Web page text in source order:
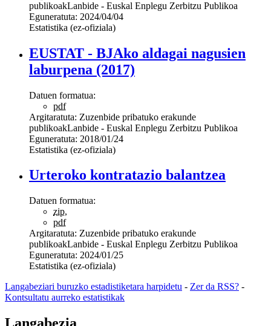
publikoakLanbide - Euskal Enplegu Zerbitzu Publikoa
Eguneratuta: 2024/04/04
Estatistika (ez-ofiziala)
EUSTAT - BJAko aldagai nagusien
laburpena (2017)
Datuen formatua:
pdf
Argitaratuta: Zuzenbide pribatuko erakunde
publikoakLanbide - Euskal Enplegu Zerbitzu Publikoa
Eguneratuta: 2018/01/24
Estatistika (ez-ofiziala)
Urteroko kontratazio balantzea
Datuen formatua:
zip,
pdf
Argitaratuta: Zuzenbide pribatuko erakunde
publikoakLanbide - Euskal Enplegu Zerbitzu Publikoa
Eguneratuta: 2024/01/25
Estatistika (ez-ofiziala)
Langabeziari buruzko estadistiketara harpidetu - Zer da RSS? -
Kontsultatu aurreko estatistikak